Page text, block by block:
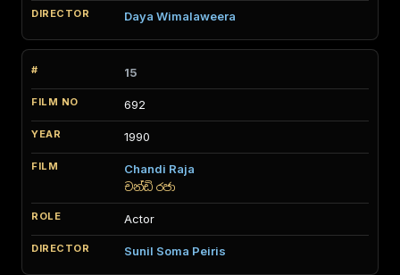
Daya Wimalaweera
15
692
1990
Chandi Raja
චන්ඩි රජා
Actor
Sunil Soma Peiris